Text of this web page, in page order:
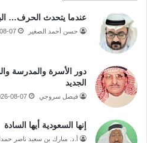
عندما يتحدث الحرف…
حسن أحمد الصغير 07
دور الأسرة والمدرسة
الجديد
فيصل سروجي 08-07
إنها السعودية أيها السادة
أ.د. مبارك بن سعيد ناصر